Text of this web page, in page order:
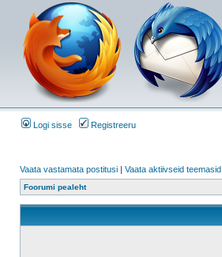
Logi sisse Registreeru
Vaata vastamata postitusi | Vaata aktiivseid teemasid
Foorumi pealeht